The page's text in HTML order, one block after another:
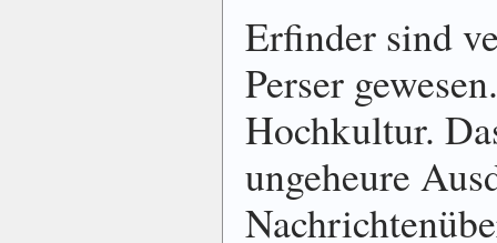
Erfinder sind
Perser
Hochkultur.
ungeheure